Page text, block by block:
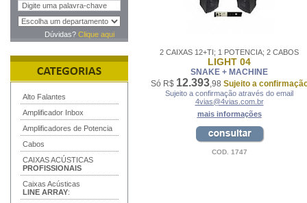
Dúvidas? Clique aqui
Alto Falantes
Amplificador Inbox
Amplificadores de Potencia
Cabos
CAIXAS ACÚSTICAS
PROFISSIONAIS
Caixas Acústicas
LINE ARRAY:
2 CAIXAS 12+TI; 1 POTENCIA; 2 CABOS
LIGHT 04
SNAKE + MACHINE
Só R$ 12.393,98 Sujeito a
Sujeito a confirmação através do email
4vias@4vias.com.br
mais informações
COD. 1747